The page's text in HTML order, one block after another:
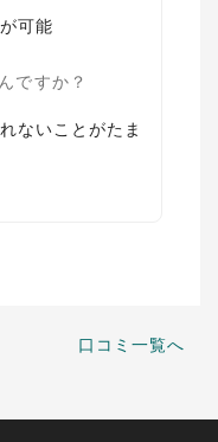
可能
ですか？
ないことがたま
口コミ一覧へ